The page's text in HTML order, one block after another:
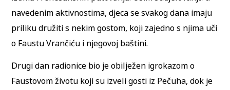
navedenim aktivnostima, djeca se svakog dana imaju
priliku družiti s nekim gostom, koji zajedno s njima uči
o Faustu Vrančiću i njegovoj baštini.
Drugi dan radionice bio je obilježen igrokazom o
Faustovom životu koji su izveli gosti iz Pečuha, dok je